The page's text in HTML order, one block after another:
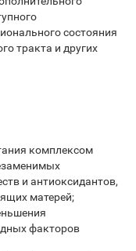
состояния
тракта и других
комплексом
и антиоксидантов,
матерей;
факторов